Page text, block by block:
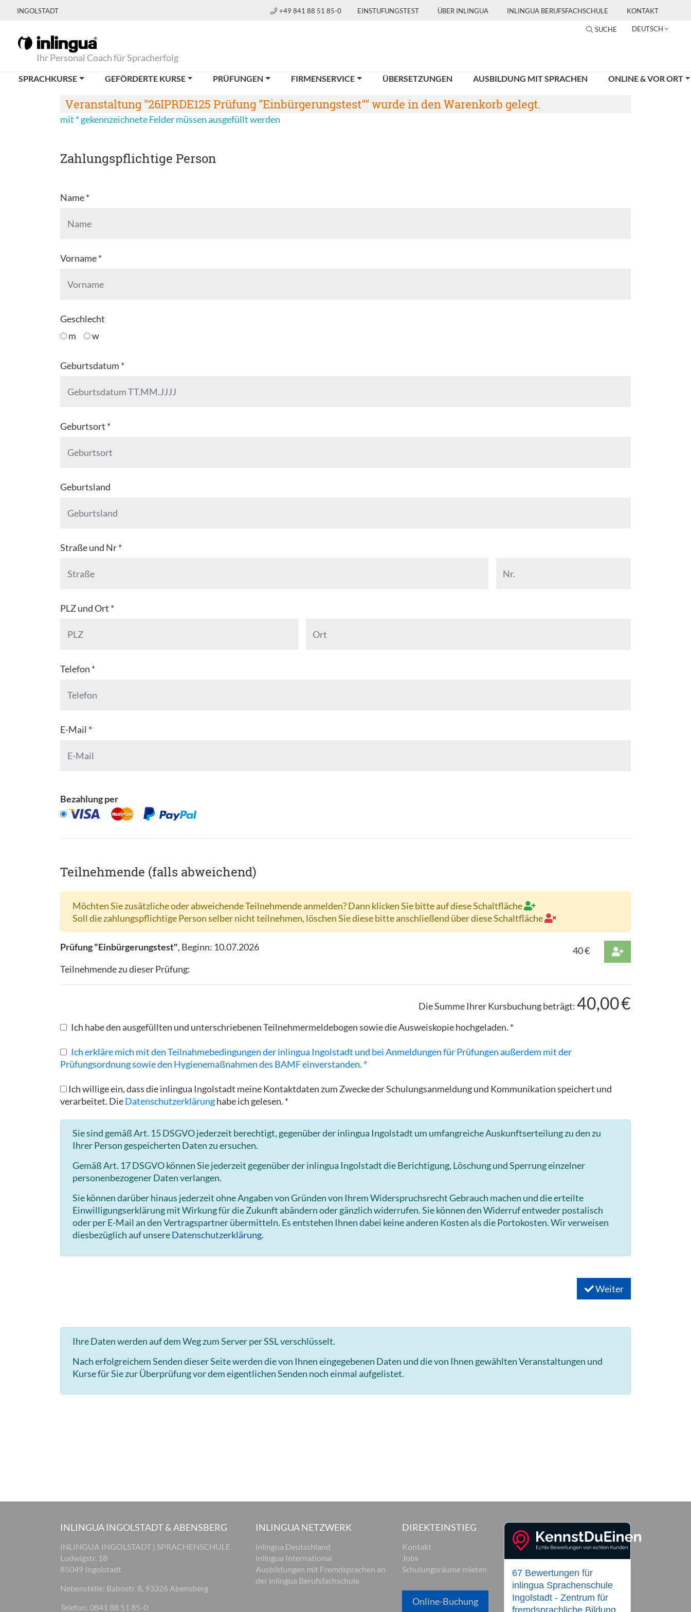
INGOLSTADT +49 841 88 51 85-0 EINSTUFUNGSTEST ÜBER INLINGUA INLINGUA BERUFSFACHSCHULE KONTAKT
SUCHE DEUTSCH
Ihr Personal Coach für Spracherfolg
SPRACHKURSE GEFÖRDERTE KURSE PRÜFUNGEN FIRMENSERVICE ÜBERSETZUNGEN AUSBILDUNG MIT SPRACHEN ONLINE & VOR ORT
Veranstaltung "26IPRDE125 Prüfung "Einbürgerungstest"" wurde in den Warenkorb gelegt.
mit * gekennzeichnete Felder müssen ausgefüllt werden
Zahlungspflichtige Person
Name *
Vorname *
Geschlecht
m
w
Geburtsdatum *
Geburtsort *
Geburtsland
Straße und Nr *
PLZ und Ort *
Telefon *
E-Mail *
Bezahlung per
Teilnehmende (falls abweichend)
Möchten Sie zusätzliche oder abweichende Teilnehmende anmelden? Dann klicken Sie bitte auf diese Schaltfläche
Soll die zahlungspflichtige Person selber nicht teilnehmen, löschen Sie diese bitte anschließend über diese Schaltfläche
Prüfung "Einbürgerungstest", Beginn: 10.07.2026 40€
Teilnehmende zu dieser Prüfung:
Die Summe Ihrer Kursbuchung beträgt:40,00€
Ich habe den ausgefüllten und unterschriebenen Teilnehmermeldebogen sowie die Ausweiskopie hochgeladen. *
Ich erkläre mich mit den Teilnahmebedingungen der inlingua Ingolstadt und bei Anmeldungen für Prüfungen außerdem mit der
Prüfungsordnung sowie den Hygienemaßnahmen des BAMF einverstanden. *
Ich willige ein, dass die inlingua Ingolstadt meine Kontaktdaten zum Zwecke der Schulungsanmeldung und Kommunikation speichert und
verarbeitet. DieDatenschutzerklärunghabe ich gelesen. *
Sie sind gemäß Art. 15 DSGVO jederzeit berechtigt, gegenüber der inlingua Ingolstadt um umfangreiche Auskunftserteilung zu den zu
Ihrer Person gespeicherten Daten zu ersuchen.
Gemäß Art. 17 DSGVO können Sie jederzeit gegenüber der inlingua Ingolstadt die Berichtigung, Löschung und Sperrung einzelner
personenbezogener Daten verlangen.
Sie können darüber hinaus jederzeit ohne Angaben von Gründen von Ihrem Widerspruchsrecht Gebrauch machen und die erteilte
Einwilligungserklärung mit Wirkung für die Zukunft abändern oder gänzlich widerrufen. Sie können den Widerruf entweder postalisch
oder per E-Mail an den Vertragspartner übermitteln. Es entstehen Ihnen dabei keine anderen Kosten als die Portokosten. Wir verweisen
diesbezüglich auf unsereDatenschutzerklärung.
Weiter
Ihre Daten werden auf dem Weg zum Server per SSL verschlüsselt.
Nach erfolgreichem Senden dieser Seite werden die von Ihnen eingegebenen Daten und die von Ihnen gewählten Veranstaltungen und
Kurse für Sie zur Überprüfung vor dem eigentlichen Senden noch einmal aufgelistet.
INLINGUA INGOLSTADT & ABENSBERG
INLINGUA INGOLSTADT | SPRACHENSCHULE
Ludwigstr. 18
85049 Ingolstadt
Nebenstelle: Babostr. 8, 93326 Abensberg
Telefon: 0841 88 51 85-0
INLINGUA NETZWERK
inlingua Deutschland
inlingua International
Ausbildungen mit Fremdsprachen an
der inlingua Berufsfachschule
DIREKTEINSTIEG
Kontakt
Jobs
Schulungsräume mieten
Online-Buchung
67 Bewertungen für
inlingua Sprachenschule
Ingolstadt - Zentrum für
fremdsprachliche Bildung